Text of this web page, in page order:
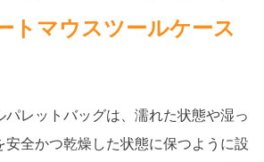
トマウスツールケース
パレットバッグは、濡れた状態や湿っ
安全かつ乾燥した状態に保つように設